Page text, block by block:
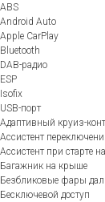
ABS
Android Auto
Apple CarPlay
Bluetooth
DAB-радио
ESP
Isofix
USB-порт
Адаптивный круиз-
Ассистент
Ассистент при старте
Багажник на крыше
Безбликовые фары
Бесключевой доступ